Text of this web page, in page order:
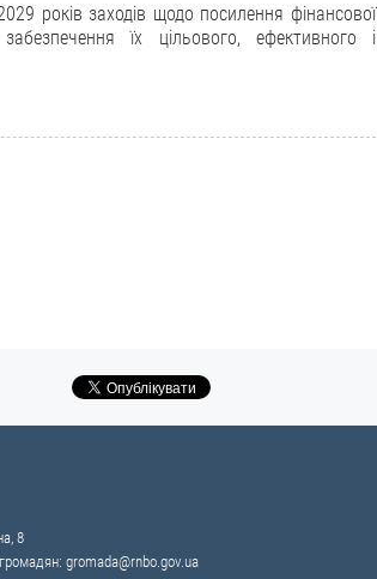
років заходів щодо посилення фінансової
їх цільового, ефективного і
8
gromada@rnbo.gov.ua